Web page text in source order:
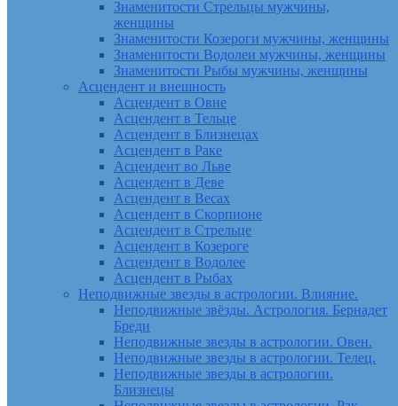
Знаменитости Стрельцы мужчины,
женщины
Знаменитости Козероги мужчины, женщины
Знаменитости Водолеи мужчины, женщины
Знаменитости Рыбы мужчины, женщины
Асцендент и внешность
Асцендент в Овне
Асцендент в Тельце
Асцендент в Близнецах
Асцендент в Раке
Асцендент во Льве
Асцендент в Деве
Асцендент в Весах
Асцендент в Скорпионе
Асцендент в Стрельце
Асцендент в Козероге
Асцендент в Водолее
Асцендент в Рыбах
Неподвижные звезды в астрологии. Влияние.
Неподвижные звёзды. Астрология. Бернадет
Бреди
Неподвижные звезды в астрологии. Овен.
Неподвижные звезды в астрологии. Телец.
Неподвижные звезды в астрологии.
Близнецы